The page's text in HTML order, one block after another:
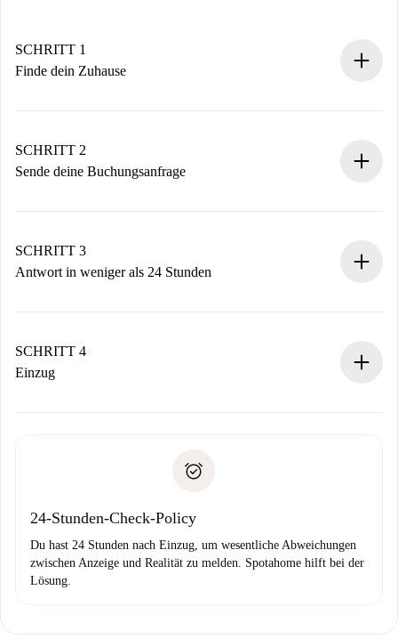
SCHRITT 1
Finde dein Zuhause
Du erhältst alle notwendigen Informationen im Voraus.
SCHRITT 2
Sende deine Buchungsanfrage
Denk daran, dass wir dich erst belasten, wenn der
Vermieter zustimmt.
SCHRITT 3
Antwort in weniger als 24 Stunden
stellen den Kontakt her.
Wenn der Vermieter ablehnen muss, entstehen keine
SCHRITT 4
Einzug
24-Stunden-Check-Policy
Du hast 24 Stunden nach Einzug, um wesentliche Abweichungen
zwischen Anzeige und Realität zu melden. Spotahome hilft bei der
Lösung.